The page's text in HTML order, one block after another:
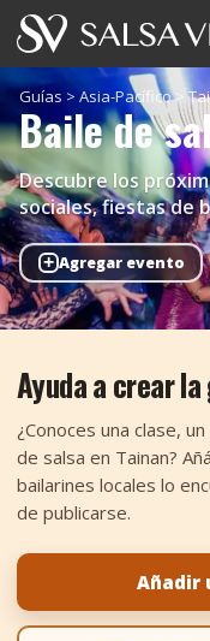
Inicio
Eventos
Noticias
Artículos
Videos
Glosario
Tienda
TuneTempo
Guías > Asia-Pacífico>
Baile de
Descubre los
sociales, fiestas de
+ Agregar evento
Ayuda a crear
¿Conoces una clase,
de salsa en Tainan?
bailarines locales lo
de publicarse.
Añadir